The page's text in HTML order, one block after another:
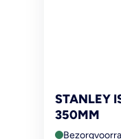
STANLEY
350MM